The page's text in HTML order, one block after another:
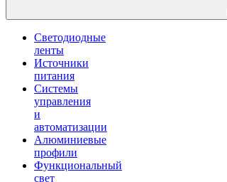
Светодиодные
ленты
Источники
питания
Системы
управления
и
автоматизации
Алюминиевые
профили
Функциональный
свет